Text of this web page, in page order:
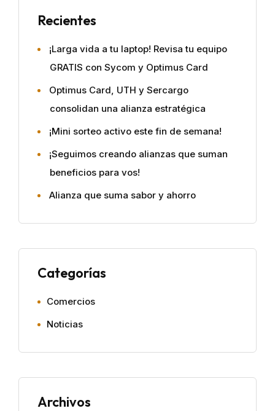
Recientes
¡Larga vida a tu laptop! Revisa tu equipo
GRATIS con Sycom y Optimus Card
Optimus Card, UTH y Sercargo
consolidan una alianza estratégica
¡Mini sorteo activo este fin de semana!
¡Seguimos creando alianzas que suman
beneficios para vos!
Alianza que suma sabor y ahorro
Categorías
Comercios
Noticias
Archivos